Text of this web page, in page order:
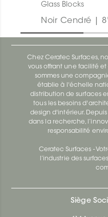
Glass Blocks
Noir Cendré |
Chez Ceratec Surfaces,
vous offrant une facilité et
sommes une
établie à l'échelle
distribution de surfaces
tous les besoins
design d'intérieur. Depuis
dans la recherche,
responsabilité
Ceratec Surfaces -
l’industrie des
Siège